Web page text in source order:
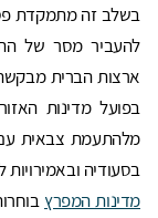
בשלב זה מתמקדת
להעביר מסר של
ארצות הברית מבקשת
בפועל מדינות
מלהתעמת צבאית
בסעודיה
מדינות המפרץ